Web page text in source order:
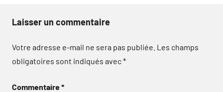
Laisser un commentaire
Votre adresse e-mail ne sera pas publiée. Les champs
obligatoires sont indiqués avec*
Commentaire*